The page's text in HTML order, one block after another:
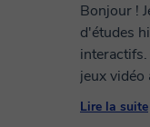
Bonjour !
d'études
jeux vidéo
domaines.
Lire la suite